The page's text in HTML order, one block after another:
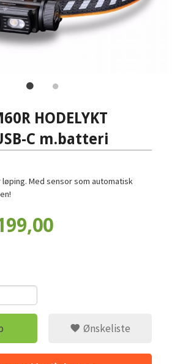
HODELYKT
C m.batteri
Med sensor som automatisk
Ønskeliste